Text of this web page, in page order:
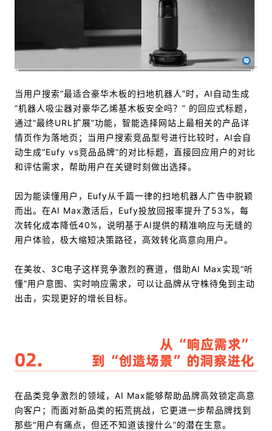
当用户搜索“最适合豪华木板的扫地机器人”时，AI自动生成
“机器人吸尘器对豪华乙烯基木板安全吗？” 的回应式标题，
通过“最终URL扩展”功能，智能选择网站上最相关的产品详
情页作为落地页；当用户搜索竞品型号进行比较时，AI会自
动生成“Eufy vs竞品品牌”的对比标题，直接回应用户的对比
和评估需求，帮助用户在关键时刻做出选择。
因为能读懂用户，Eufy从千篇一律的扫地机器人广告中脱颖
而出。在AI Max激活后，Eufy投放回报率提升了53%，每
次转化成本降低40%，说明基于AI提供的精准响应与无缝的
用户体验，极大缩短决策路径，高效转化高意向用户。
在美妆、3C电子这样竞争激烈的赛道，借助AI Max实现“听
懂”用户意图、实时响应需求，可以让品牌从守株待兔到主动
出击，实现更好的增长目标。
在品类竞争激烈的领域，AI Max能够帮助品牌高效锁定高意
向客户；而面对新品类的拓荒挑战，它更进一步帮品牌找到
那些“用户有痛点，但还不知道该搜什么”的潜在生意。